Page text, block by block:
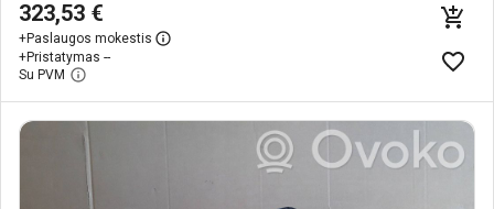
323,53 €
+Paslaugos mokestis
+Pristatymas --
Su PVM